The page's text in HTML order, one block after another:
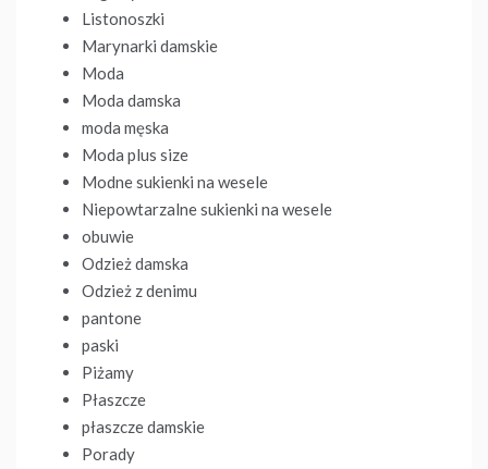
Listonoszki
Marynarki damskie
Moda
Moda damska
moda męska
Moda plus size
Modne sukienki na wesele
Niepowtarzalne sukienki na wesele
obuwie
Odzież damska
Odzież z denimu
pantone
paski
Piżamy
Płaszcze
płaszcze damskie
Porady